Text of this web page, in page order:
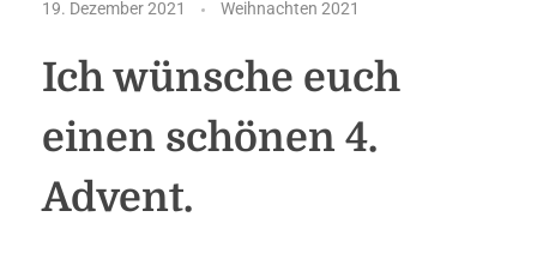
19. Dezember 2021 Weihnachten 2021
Ich wünsche euch
einen schönen 4.
Advent.